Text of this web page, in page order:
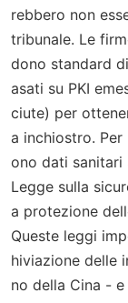
rebbero non
tribunale. Le
dono standard
asati su PKI
ciute) per
a inchiostro.
ono dati sanitari
Legge sulla
a protezione
Queste leggi
hiviazione delle
no della Cina -